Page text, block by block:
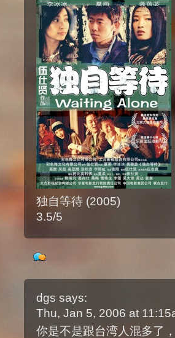
独自等待 (2005)
3.5/5
dgs says:
Thu, Jan 5, 2006 at
你是不是跟台湾人混多了